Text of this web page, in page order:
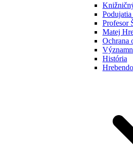
Profesor
Matej
Ochrana
História